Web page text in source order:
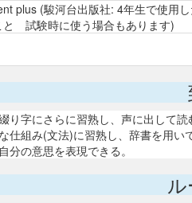
plus (駿河台出版社: 4年生で使用
と 試験時に使う場合もあります)
り字にさらに習熟し、声に出して
仕組み(文法)に習熟し、辞書を用
分の意思を表現できる。